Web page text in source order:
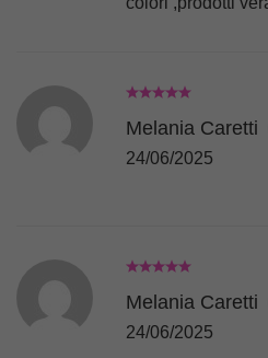
Melania Caretti
24/06/2025
Melania Caretti
24/06/2025